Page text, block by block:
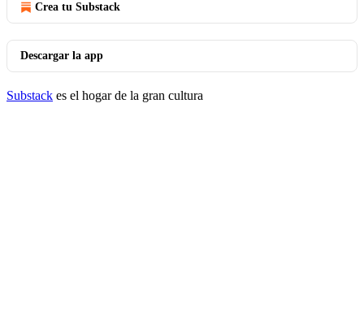
Crea tu Substack
Descargar la app
Substack es el hogar de la gran cultura